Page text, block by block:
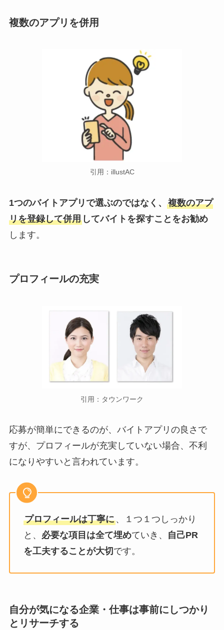
複数のアプリを併用
引用：illustAC
1つのバイトアプリで選ぶのではなく、 複数のアプ
リを登録して併用してバイトを探すことをお勧め
します。
プロフィールの充実
引用：タウンワーク
応募が簡単にできるのが、バイトアプリの良さで
すが、プロフィールが充実していない場合、不利
になりやすいと言われています。
プロフィールは丁寧に、１つ１つしっかり
と、 必要な項目は全て埋めていき、
自己PR
を工夫することが大切です。
自分が気になる企業・仕事は事前にしつかり
とリサーチする